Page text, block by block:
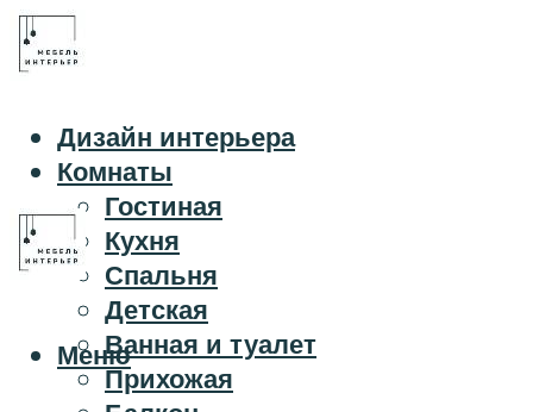
Дизайн интерьера
Комнаты
Гостиная
Кухня
Спальня
Детская
Ванная и туалет
Прихожая
Меню